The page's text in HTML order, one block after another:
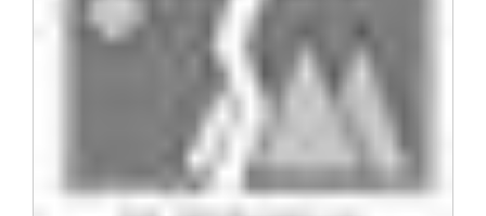
校友文苑
校友视界
三创大赛
会长致辞
理事会名单